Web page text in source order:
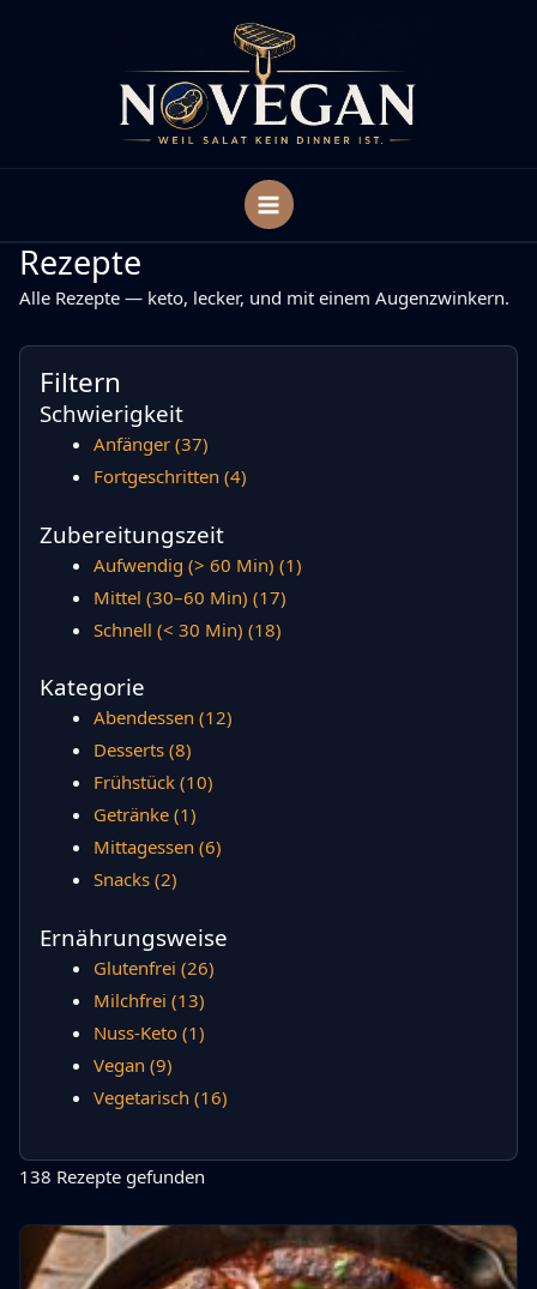
Rezepte
Alle Rezepte — keto, lecker, und mit einem Augenzwinkern.
Filtern
Schwierigkeit
Anfänger (37)
Fortgeschritten (4)
Zubereitungszeit
Aufwendig (> 60 Min) (1)
Mittel (30–60 Min) (17)
Schnell (< 30 Min) (18)
Kategorie
Abendessen (12)
Desserts (8)
Frühstück (10)
Getränke (1)
Mittagessen (6)
Snacks (2)
Ernährungsweise
Glutenfrei (26)
Milchfrei (13)
Nuss-Keto (1)
Vegan (9)
Vegetarisch (16)
138 Rezepte gefunden